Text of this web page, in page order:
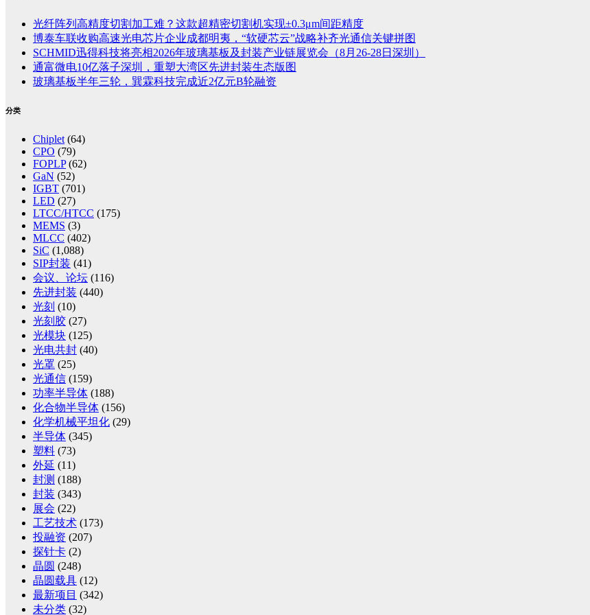
光纤阵列高精度切割加工难？这款超精密切割机实现±0.3μm间距精度
博泰车联收购高速光电芯片企业成都明夷，“软硬芯云”战略补齐光通信关键拼图
SCHMID迅得科技将亮相2026年玻璃基板及封装产业链展览会（8月26-28日深圳）
通富微电10亿落子深圳，重塑大湾区先进封装生态版图
玻璃基板半年三轮，巽霖科技完成近2亿元B轮融资
分类
Chiplet (64)
CPO (79)
FOPLP(62)
GaN (52)
IGBT (701)
LED (27)
LTCC/HTCC (175)
MEMS (3)
MLCC (402)
SiC (1,088)
SIP封装 (41)
会议、论坛 (116)
先进封装 (440)
光刻 (10)
光刻胶 (27)
光模块 (125)
光电共封 (40)
光罩 (25)
光通信 (159)
功率半导体 (188)
化合物半导体 (156)
化学机械平坦化 (29)
半导体 (345)
塑料 (73)
外延 (11)
封测 (188)
封装 (343)
展会 (22)
工艺技术 (173)
投融资 (207)
探针卡 (2)
晶圆 (248)
晶圆载具 (12)
最新项目 (342)
未分类 (32)